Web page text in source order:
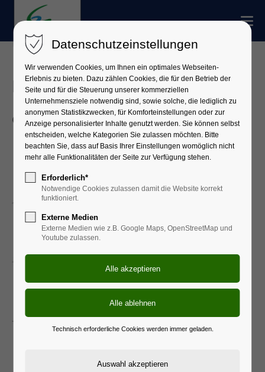
Fair und regional - einfach
genial
Datenschutzeinstellungen
Wir verwenden Cookies, um Ihnen ein optimales Webseiten-
Erlebnis zu bieten. Dazu zählen Cookies, die für den Betrieb der
Seite und für die Steuerung unserer kommerziellen
Unternehmensziele notwendig sind, sowie solche, die lediglich zu
anonymen Statistikzwecken, für Komforteinstellungen oder zur
Anzeige personalisierter Inhalte genutzt werden. Sie können selbst
entscheiden, welche Kategorien Sie zulassen möchten. Bitte
beachten Sie, dass auf Basis Ihrer Einstellungen womöglich nicht
mehr alle Funktionalitäten der Seite zur Verfügung stehen.
Erforderlich*
Notwendige Cookies zulassen damit die Website korrekt
funktioniert.
Externe Medien
Externe Medien wie z.B. Google Maps, OpenStreetMap und
Youtube zulassen.
Technisch erforderliche Cookies werden immer geladen.